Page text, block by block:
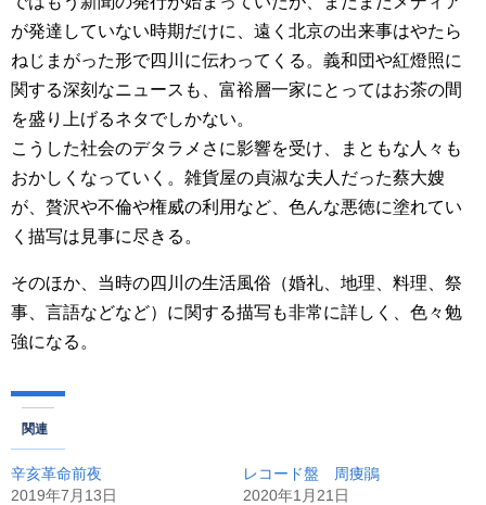
が発達していない時期だけに、遠く北京の出来事はやたら
ねじまがった形で四川に伝わってくる。義和団や紅燈照に
関する深刻なニュースも、富裕層一家にとってはお茶の間
を盛り上げるネタでしかない。
こうした社会のデタラメさに影響を受け、まともな人々も
おかしくなっていく。雑貨屋の貞淑な夫人だった蔡大嫂
が、贅沢や不倫や権威の利用など、色んな悪徳に塗れてい
く描写は見事に尽きる。
そのほか、当時の四川の生活風俗（婚礼、地理、料理、祭
事、言語などなど）に関する描写も非常に詳しく、色々勉
強になる。
関連
辛亥革命前夜
2019年7月13日
レコード盤 周痩鵑
2020年1月21日